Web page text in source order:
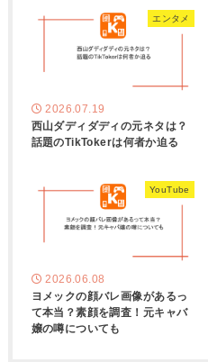
エンタメ
2026.07.19
西山ダディダディの元ネタは？
話題のTikTokerは何者か迫る
YouTube
2026.06.08
ヨメックの顔バレ画像があるっ
て本当？素顔を調査！元キャバ
嬢の噂についても